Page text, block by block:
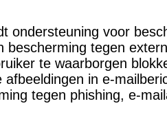
ondersteuning voor
bescherming tegen
te waarborgen
in e-
tegen phishing, e-